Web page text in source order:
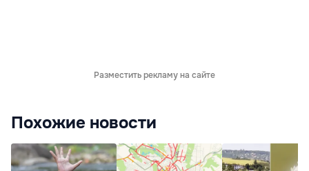
Разместить рекламу на сайте
Похожие новости